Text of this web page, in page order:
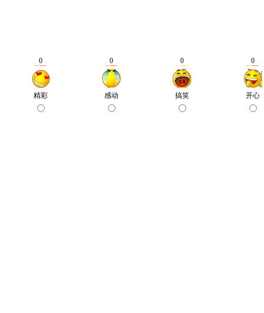
0
精彩
0
感动
0
搞笑
0
开心